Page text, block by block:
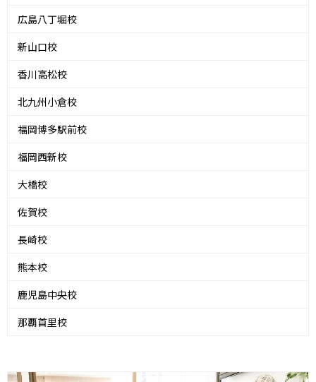
広島八丁堀校
新山口校
香川高松校
北九州小倉校
福岡博多駅前校
福岡西新校
大橋校
佐賀校
長崎校
熊本校
鹿児島中央校
那覇首里校